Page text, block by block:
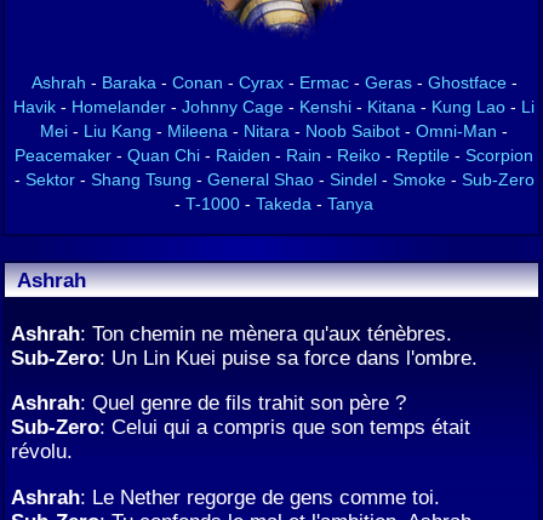
Ashrah - Baraka - Conan - Cyrax- Ermac- Geras- Ghostface-
Havik - Homelander - Johnny Cage - Kenshi - Kitana - Kung Lao - Li
Mei - Liu Kang - Mileena - Nitara - Noob Saibot - Omni-Man -
Peacemaker - Quan Chi - Raiden - Rain - Reiko - Reptile - Scorpion
- Sektor- Shang Tsung - General Shao- Sindel- Smoke- Sub-Zero
- T-1000 - Takeda - Tanya
Ashrah
Ashrah: Ton chemin ne mènera qu'aux ténèbres.
Sub-Zero: Un Lin Kuei puise sa force dans l'ombre.
Ashrah: Quel genre de fils trahit son père ?
Sub-Zero: Celui qui a compris que son temps était
révolu.
Ashrah: Le Nether regorge de gens comme toi.